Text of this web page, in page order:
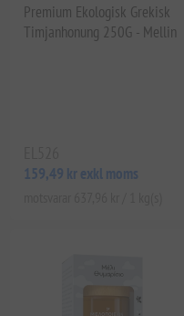
Premium Ekologisk Grekisk
Timjanhonung 250G - Mellin
159,49 kr exkl moms